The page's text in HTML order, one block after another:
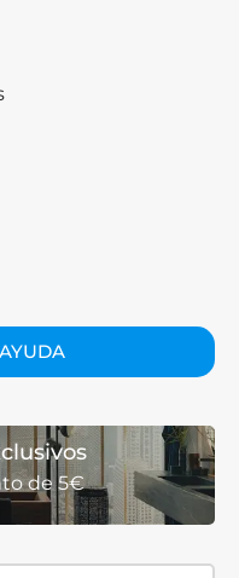
de 5€